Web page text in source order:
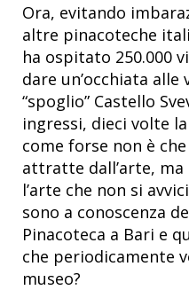
Ora, evitando
altre pinacoteche
ha ospitato 250.000
dare un’occhiata
“spoglio” Castello
ingressi, dieci volte
come forse non è
attratte dall’arte, ma
l’arte che non si
sono a conoscenza
Pinacoteca a Bari e
che periodicamente
museo?